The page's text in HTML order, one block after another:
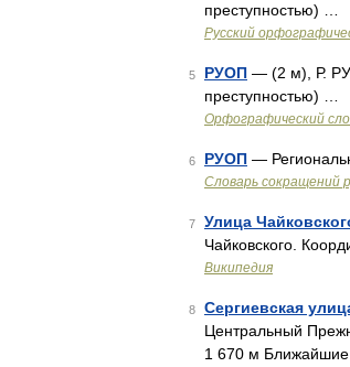
преступностью) …
Русский
5 РУОП — (2 м), Р.
преступностью) …
Орфографический
6 РУОП —
Словарь сокращений
7 Улица
Чайковского.
Википедия
8 Сергиевская
Центральный
1 670 м Ближайшие